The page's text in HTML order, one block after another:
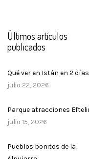
Últimos artículos
publicados
Qué ver en Istán en 2 días
julio 22, 2026
Parque atracciones
julio 15, 2026
Pueblos bonitos de la